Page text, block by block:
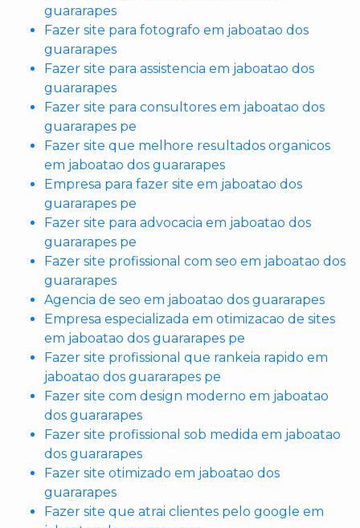
guararapes
Fazer site para fotografo em jaboatao dos
guararapes
Fazer site para assistencia em jaboatao dos
guararapes
Fazer site para consultores em jaboatao dos
guararapes pe
Fazer site que melhore resultados organicos
em jaboatao dos guararapes
Empresa para fazer site em jaboatao dos
guararapes pe
Fazer site para advocacia em jaboatao dos
guararapes pe
Fazer site profissional com seo em jaboatao dos
guararapes
Agencia de seo em jaboatao dos guararapes
Empresa especializada em otimizacao de sites
em jaboatao dos guararapes pe
Fazer site profissional que rankeia rapido em
jaboatao dos guararapes pe
Fazer site com design moderno em jaboatao
dos guararapes
Fazer site profissional sob medida em jaboatao
dos guararapes
Fazer site otimizado em jaboatao dos
guararapes
Fazer site que atrai clientes pelo google em